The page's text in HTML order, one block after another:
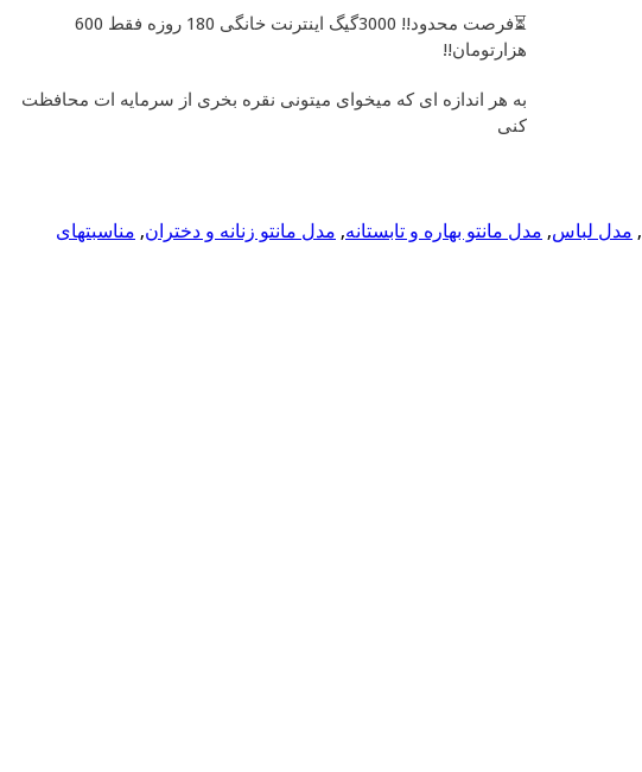
⏳فرصت محدود!! 3000گیگ اینترنت خانگی 180 روزه فقط 600
هزارتومان!!
به هر اندازه ای که میخوای میتونی نقره بخری از سرمایه ات محافظت
کنی
, مدل لباس, مدل مانتو بهاره و تابستانه, مدل مانتو زنانه و دختران, مناسبتهای